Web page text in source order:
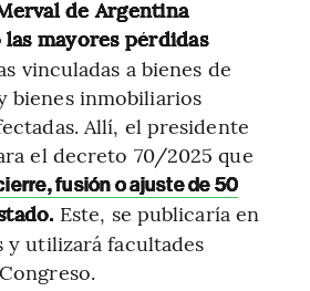
de Argentina
mayores pérdidas
vinculadas a bienes de
bienes inmobiliarios
Allí, el presidente
el decreto 70/2025 que
fusión o ajuste de 50
Este, se publicaría en
y utilizará facultades